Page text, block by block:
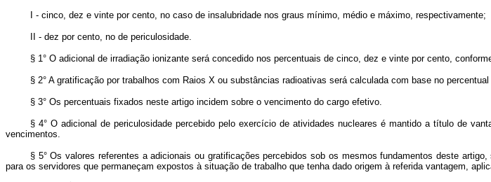
I - cinco, dez e vinte por cento, no caso de insalubridade nos graus mínimo, médio e máximo, respectivamente;
II - dez por cento, no de periculosidade.
§ 1° O adicional de irradiação ionizante será concedido nos percentuais de cinco, dez e vinte por cento,
§ 2° A gratificação por trabalhos com Raios X ou substâncias radioativas será calculada com base no
§ 3° Os percentuais fixados neste artigo incidem sobre o vencimento do cargo efetivo.
§ 4° O adicional de periculosidade percebido pelo exercício de atividades nucleares é mantido a título de
vencimentos.
§ 5° Os valores referentes a adicionais ou gratificações percebidos sob os mesmos fundamentos deste
para os servidores que permaneçam expostos à situação de trabalho que tenha dado origem à referida vantagem,